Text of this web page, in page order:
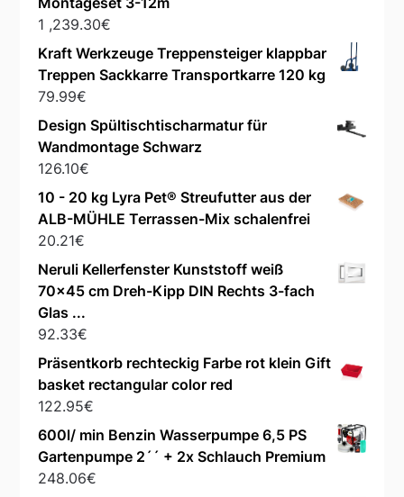
1 ,239.30€
Kraft Werkzeuge Treppensteiger klappbar
Treppen Sackkarre Transportkarre 120 kg
79.99€
Design Spültischtischarmatur für
Wandmontage Schwarz
126.10€
10 - 20 kg Lyra Pet® Streufutter aus der
ALB-MÜHLE Terrassen-Mix schalenfrei
20.21€
Neruli Kellerfenster Kunststoff weiß
70x45 cm Dreh-Kipp DIN Rechts 3-fach
Glas ...
92.33€
Präsentkorb rechteckig Farbe rot klein Gift
basket rectangular color red
122.95€
600l/ min Benzin Wasserpumpe 6,5 PS
Gartenpumpe 2´´ + 2x Schlauch Premium
248.06€